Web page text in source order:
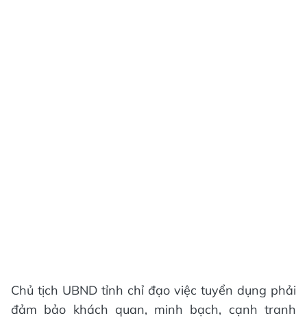
Chủ tịch UBND tỉnh chỉ đạo việc tuyển dụng phải
đảm bảo khách quan, minh bạch, cạnh tranh